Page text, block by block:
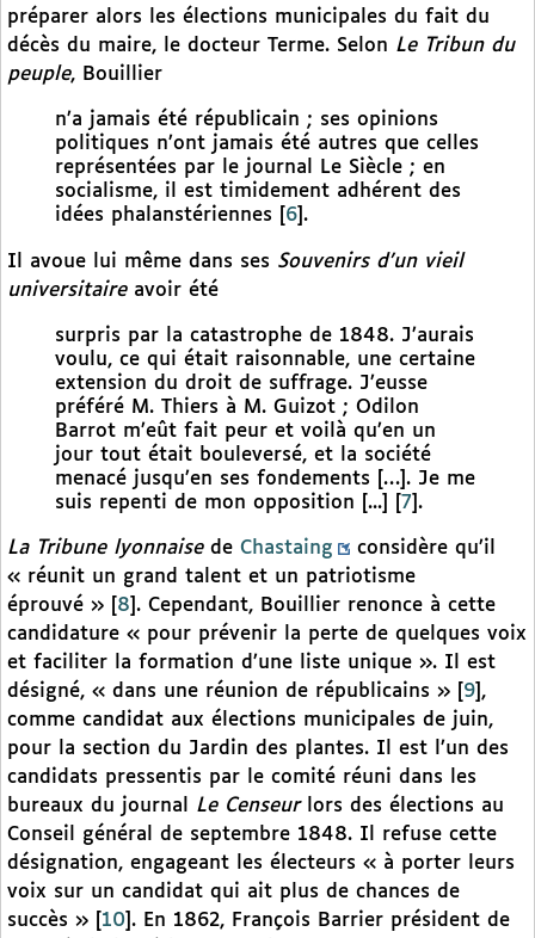
préparer alors les élections municipales du fait du
décès du maire, le docteur Terme. Selon Le Tribun du
peuple, Bouillier
n’a jamais été républicain ; ses opinions
politiques n’ont jamais été autres que celles
représentées par le journal Le Siècle ; en
socialisme, il est timidement adhérent des
idées phalanstériennes
6 .
Il avoue lui même dans ses Souvenirs d’un vieil
universitaireavoir été
surpris par la catastrophe de 1848. J’aurais
voulu, ce qui était raisonnable, une certaine
extension du droit de suffrage. J’eusse
préféré M. Thiers à M. Guizot ; Odilon
Barrot m’eût fait peur et voilà qu’en un
jour tout était bouleversé, et la société
menacé jusqu’en ses fondements […]. Je me
suis repenti de mon opposition [...]
7 .
La Tribune lyonnaisede Chastaing
considère qu’il
« réunit un grand talent et un patriotisme
éprouvé »
8 . Cependant, Bouillier renonce à cette
candidature « pour prévenir la perte de quelques voix
et faciliter la formation d’une liste unique ». Il est
désigné, « dans une réunion de républicains »
9 ,
comme candidat aux élections municipales de juin,
pour la section du Jardin des plantes. Il est l’un des
candidats pressentis par le comité réuni dans les
bureaux du journal Le Censeurlors des élections au
Conseil général de septembre 1848. Il refuse cette
désignation, engageant les électeurs « à porter leurs
voix sur un candidat qui ait plus de chances de
succès »
10 . En 1862, François Barrier président de